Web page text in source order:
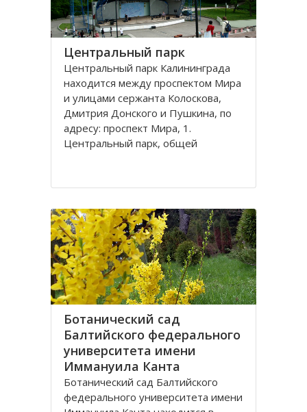
Центральный парк
Центральный парк Калининграда
находится между проспектом Мира
и улицами сержанта Колоскова,
Дмитрия Донского и Пушкина, по
адресу: проспект Мира, 1.
Центральный парк, общей
прусского королевства парка
альтштадского кладбища
Ботанический сад
Балтийского федерального
университета имени
Иммануила Канта
Ботанический сад Балтийского
федерального университета имени